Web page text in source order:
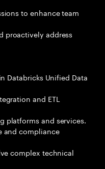
to enhance team
proactively address
Databricks Unified Data
and ETL
platforms and services.
and compliance
complex technical